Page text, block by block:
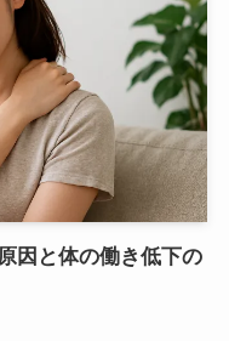
因と体の働き低下の